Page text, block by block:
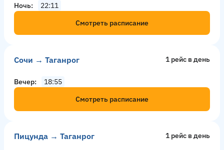
Ночь
22:11
Смотреть расписание
Сочи → Таганрог 1 рейс в день
Вечер
18:55
Смотреть расписание
Пицунда → Таганрог 1 рейс в день